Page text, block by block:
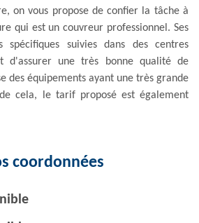
on vous propose de confier la tâche à
qui est un couvreur professionnel. Ses
spécifiques suivies dans des centres
d'assurer une très bonne qualité de
des équipements ayant une très grande
cela, le tarif proposé est également
coordonnées